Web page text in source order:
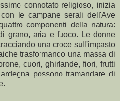
connotato religioso, inizia
le campane serali dell'Ave
componenti della natura:
grano, aria e fuoco. Le donne
una croce sull'impasto
trasformando una massa di
cuori, ghirlande, fiori, frutti
possono tramandare di